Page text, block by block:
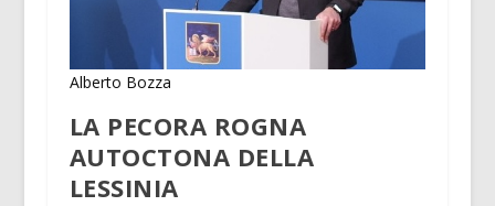
Alberto Bozza
LA PECORA ROGNA
AUTOCTONA DELLA
LESSINIA